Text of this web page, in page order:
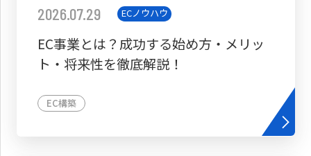
2026.07.29 ECノウハウ
EC事業とは？成功する始め方・メリッ
ト・将来性を徹底解説！
EC構築